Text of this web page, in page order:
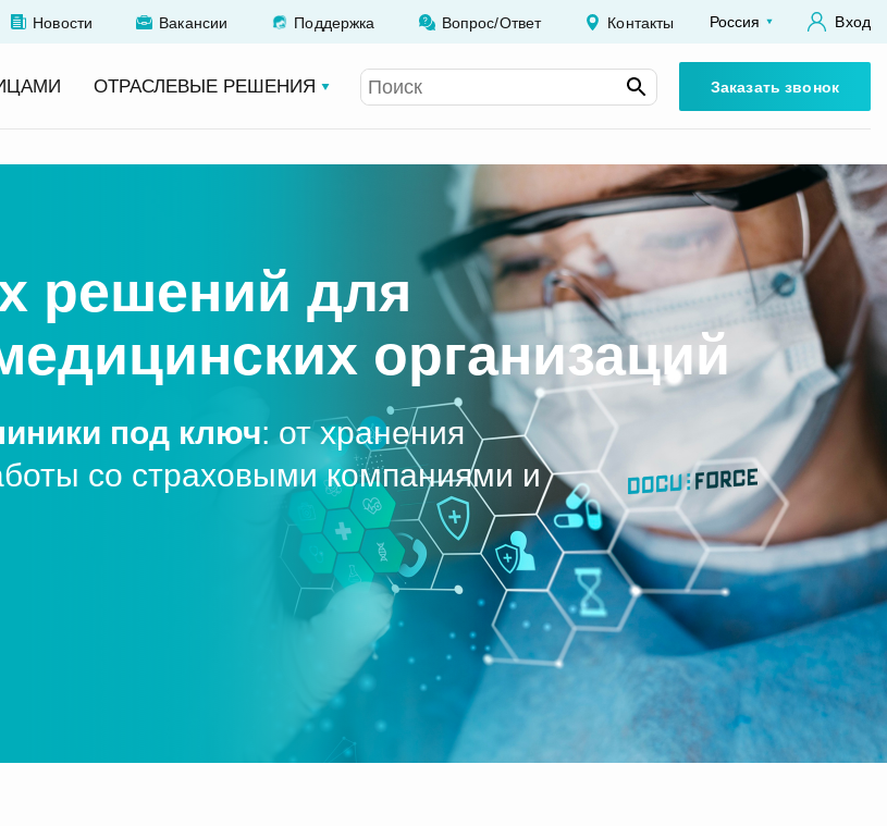
Новости Вакансии Поддержка Вопрос/Ответ Контакты Россия Вход
ОТРАСЛЕВЫЕ РЕШЕНИЯ Заказать звонок
решений для
организаций
под ключ: от хранения
со страховыми компаниями и